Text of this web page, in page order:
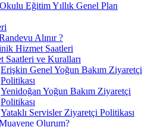
Eğitim Yıllık Genel Plan
Alınır ?
Hizmet Saatleri
Saatleri ve Kuralları
Erişkin Genel Yoğun Bakım Ziyaretçi
Politikası
Yenidoğan Yoğun Bakım Ziyaretçi
Politikası
Yataklı Servisler Ziyaretçi Politikası
Olurum?